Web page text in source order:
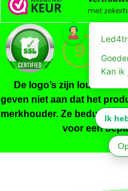
De logo’s zijn louter
geven niet aan dat het
merkhouder. Ze beduiden
voor een